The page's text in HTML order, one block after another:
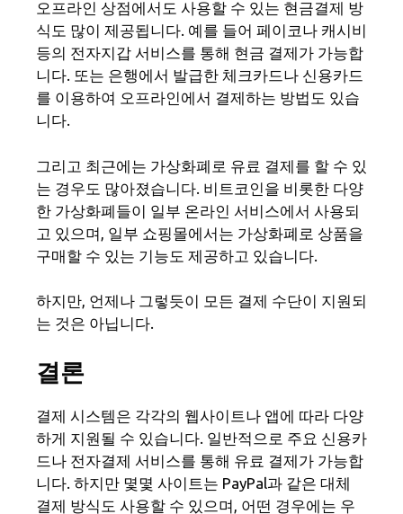
오프라인 상점에서도 사용할 수 있는 현금결제 방
식도 많이 제공됩니다. 예를 들어 페이코나 캐시비
등의 전자지갑 서비스를 통해 현금 결제가 가능합
니다. 또는 은행에서 발급한 체크카드나 신용카드
를 이용하여 오프라인에서 결제하는 방법도 있습
니다.
그리고 최근에는 가상화폐로 유료 결제를 할 수 있
는 경우도 많아졌습니다. 비트코인을 비롯한 다양
한 가상화폐들이 일부 온라인 서비스에서 사용되
고 있으며, 일부 쇼핑몰에서는 가상화폐로 상품을
구매할 수 있는 기능도 제공하고 있습니다.
하지만, 언제나 그렇듯이 모든 결제 수단이 지원되
는 것은 아닙니다.
결론
결제 시스템은 각각의 웹사이트나 앱에 따라 다양
하게 지원될 수 있습니다. 일반적으로 주요 신용카
드나 전자결제 서비스를 통해 유료 결제가 가능합
니다. 하지만 몇몇 사이트는 PayPal과 같은 대체
결제 방식도 사용할 수 있으며, 어떤 경우에는 우